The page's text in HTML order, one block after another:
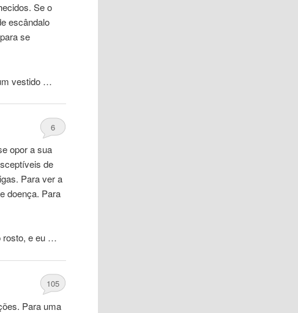
Se o
escândalo
se
vestido …
6
opor a sua
de
Para ver a
doença. Para
rosto, e eu …
105
Para uma